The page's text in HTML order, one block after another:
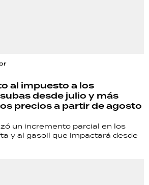
al impuesto a los
desde julio y más
precios a partir de agosto
un incremento parcial en los
y al gasoil que impactará desde